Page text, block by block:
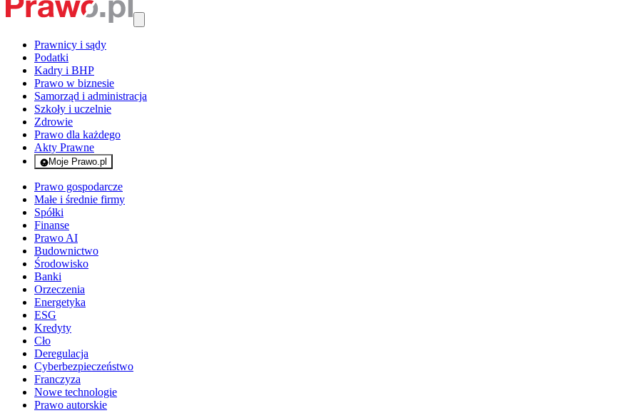
Prawnicy i sądy
Podatki
Kadry i BHP
Prawo w biznesie
Samorząd i administracja
Szkoły i uczelnie
Zdrowie
Prawo dla każdego
Akty Prawne
Moje Prawo.pl
- rejestracja i logowanie do serwisu
Prawo gospodarcze
Małe i średnie firmy
Spółki
Finanse
Prawo AI
Budownictwo
Środowisko
Banki
Orzeczenia
Energetyka
ESG
Kredyty
Cło
Deregulacja
Cyberbezpieczeństwo
Franczyza
Nowe technologie
Prawo autorskie